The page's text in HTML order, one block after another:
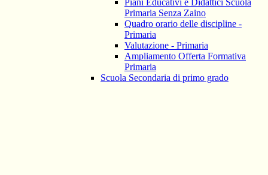
Piani Educativi e Didattici Scuola
Primaria Senza Zaino
Quadro orario delle discipline -
Primaria
Valutazione - Primaria
Ampliamento Offerta Formativa
Primaria
Scuola Secondaria di primo grado